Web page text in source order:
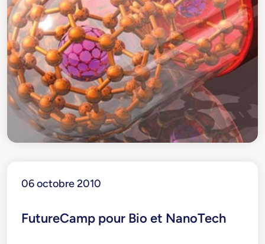
06 octobre 2010
FutureCamp pour Bio et NanoTech